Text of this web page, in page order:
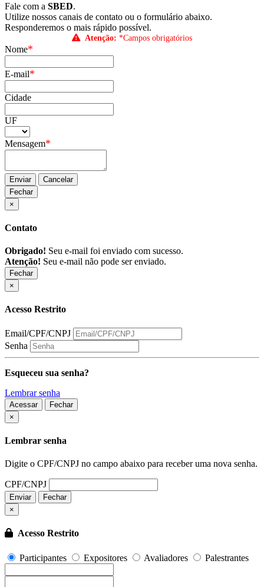
Fale com a SBED.
Utilize nossos canais de contato ou o formulário abaixo.
Responderemos o mais rápido possível.
Atenção: *Campos obrigatórios
Nome*
E-mail*
Cidade
UF
Mensagem*
Enviar
Cancelar
Fechar
×
Contato
Obrigado! Seu e-mail foi enviado com sucesso.
Atenção! Seu e-mail não pode ser enviado.
Fechar
×
Acesso Restrito
Email/CPF/CNPJ
Senha
Esqueceu sua senha?
Lembrar senha
Acessar
Fechar
×
Lembrar senha
Digite o CPF/CNPJ no campo abaixo para receber uma nova senha.
CPF/CNPJ
Enviar
Fechar
×
Acesso Restrito
Participantes Expositores Avaliadores Palestrantes